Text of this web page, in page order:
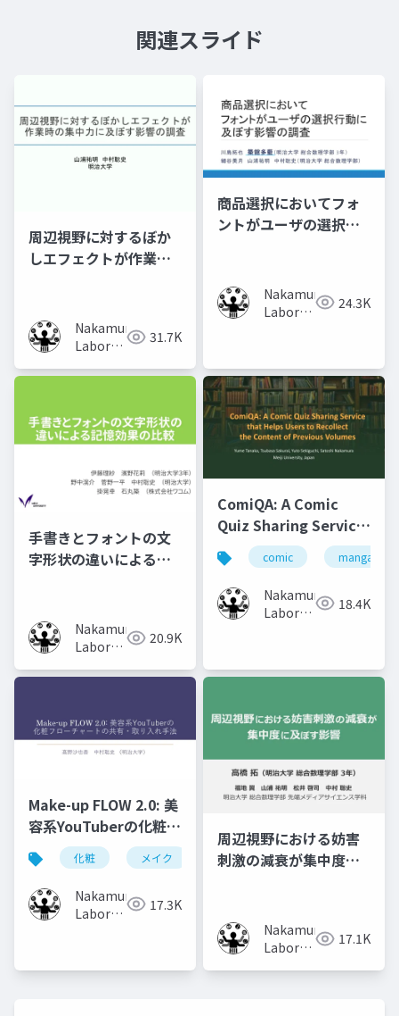
関連スライド
周辺視野に対するぼか
しエフェクトが作業時
Nakamura
Laboratory
University)
31.7K
商品選択においてフォ
ントがユーザの選択行
Nakamura
Laboratory 24.3K
手書きとフォントの文
字形状の違いによる記
Nakamura
Laboratory
University)
20.9K
ComiQA: A Comic
Quiz Sharing Service
that Helps Users to
Recollect the
Content of Previous
Volumes
comic manga
Nakamura
Laboratory 18.4K
Make-up FLOW 2.0: 美
容系YouTuberの化粧フ
ローチャートの共有・
取り入れ手法
化粧 メイク 化粧工程 フローチャート
Nakamura
Laboratory 17.3K
周辺視野における妨害
刺激の減衰が集中度に
Nakamura
Laboratory 17.1K